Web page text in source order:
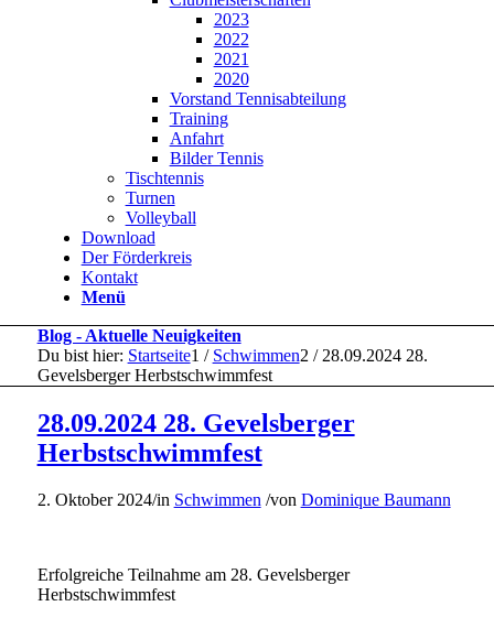
2023
2022
2021
2020
Vorstand Tennisabteilung
Training
Anfahrt
Bilder Tennis
Tischtennis
Turnen
Volleyball
Download
Der Förderkreis
Kontakt
Menü
Blog - Aktuelle Neuigkeiten
Du bist hier: Startseite1 / Schwimmen2 / 28.09.2024 28.
Gevelsberger Herbstschwimmfest
28.09.2024 28. Gevelsberger
Herbstschwimmfest
2. Oktober 2024/in Schwimmen /von Dominique Baumann
Erfolgreiche Teilnahme am 28. Gevelsberger
Herbstschwimmfest